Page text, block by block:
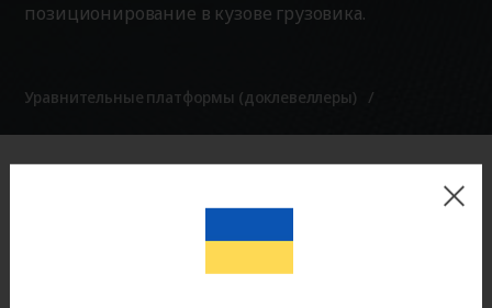
позиционирование в кузове грузовика.
Уравнительные платформы (доклевеллеры)